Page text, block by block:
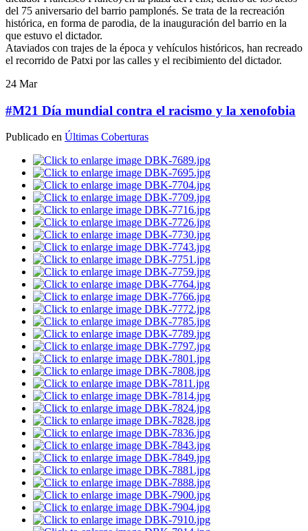
del 75 aniversario del barrio pamplonés. Se trata de la recreación
histórica, en forma de parodia, de la inauguración del barrio en la
que estuvo el dictador.
Ataviados con trajes de la época y vehículos históricos, han recreado
el recorrido de Patxi por las calles y el recibimiento del dictador.
24 Mar
#M21 Día mundial contra el racismo y la xenofobia
Publicado en Últimas Coberturas